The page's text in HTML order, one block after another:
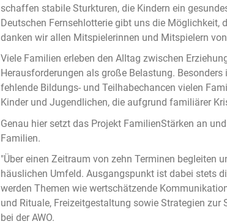
schaffen stabile Sturkturen, die Kindern ein
Deutschen Fernsehlotterie gibt uns die
danken wir allen Mitspielerinnen und Mitspielern von
Viele Familien erleben den Alltag zwischen
Herausforderungen als große Belastung.
fehlende Bildungs- und Teilhabechancen vielen
Kinder und Jugendlichen, die aufgrund familiärer
Genau hier setzt das Projekt FamilienStärken an
Familien.
"Über einen Zeitraum von zehn Terminen begleiten
häuslichen Umfeld. Ausgangspunkt ist dabei stets
werden Themen wie wertschätzende
und Rituale, Freizeitgestaltung sowie Strategien
bei der AWO.